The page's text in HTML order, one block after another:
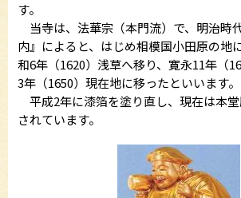
す。
当寺は、法華宗（本門流）で、明治時
内』によると、はじめ相模国小田原の地
和6年（1620）浅草へ移り、寛永11年（
3年（1650）現在地に移ったといいます。
平成2年に漆箔を塗り直し、現在は本
されています。